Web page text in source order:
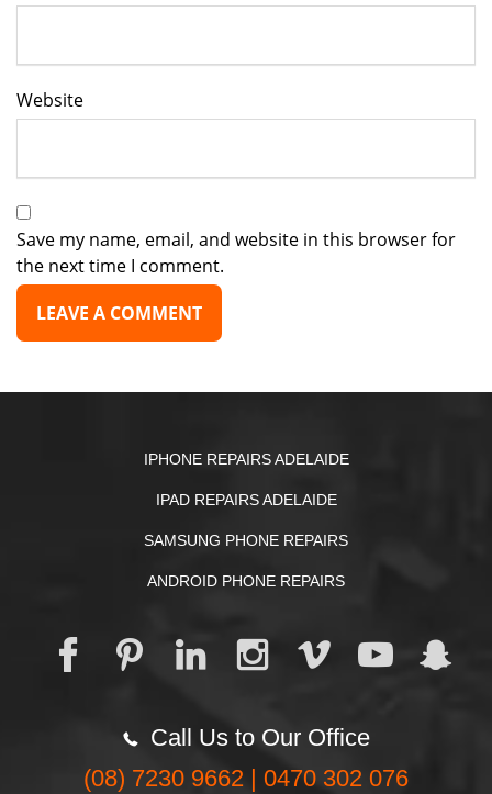
Website
Save my name, email, and website in this browser for
the next time I comment.
IPHONE REPAIRS ADELAIDE
IPAD REPAIRS ADELAIDE
SAMSUNG PHONE REPAIRS
ANDROID PHONE REPAIRS
Call Us to Our Office
(08) 7230 9662 | 0470 302 076